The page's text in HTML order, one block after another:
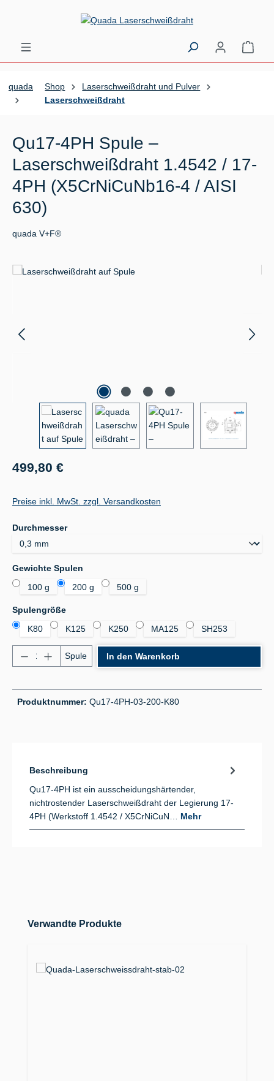
Zum Hauptinhalt springen
quada Shop
Laserschweißdraht und Pulver
Laserschweißdraht
Qu17-4PH Spule –
Laserschweißdraht 1.4542 / 17-
4PH (X5CrNiCuNb16-4 / AISI
630)
quada V+F®
Bildergalerie überspringen
Regulärer Preis:
499,80 €
Preise inkl. MwSt. zzgl. Versandkosten
Durchmesserauswählen
Gewichte Spulen
100 g
200 g 500 g
Spulengrößeauswählen
K80
K125 K250 MA125 SH253
Produkt Anzahl: Gib den gewünschten Wert ein
Spule In den Warenkorb
Produktnummer: Qu17-4PH-03-200-K80
Beschreibung
Qu17-4PH ist ein ausscheidungshärtender,
nichtrostender Laserschweißdraht der Legierung 17-
4PH (Werkstoff 1.4542 / X5CrNiCuN… Mehr
Produktgalerie überspringen
Verwandte Produkte